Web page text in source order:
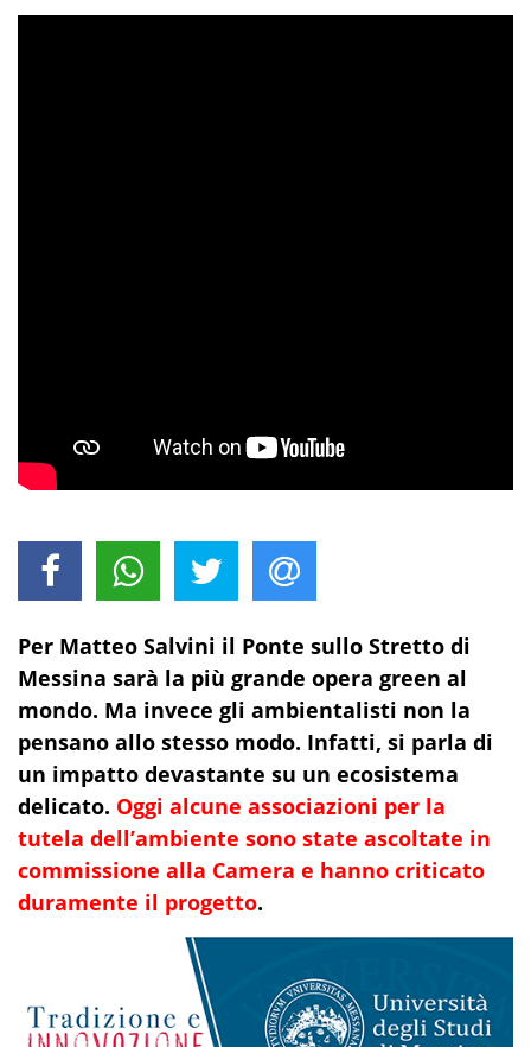
Per Matteo Salvini il Ponte sullo Stretto di
Messina sarà la più grande opera green al
mondo. Ma invece gli ambientalisti non la
pensano allo stesso modo. Infatti, si parla di
un impatto devastante su un ecosistema
delicato. Oggi alcune associazioni per la
tutela dell’ambiente sono state ascoltate in
commissione alla Camera e hanno criticato
duramente il progetto.